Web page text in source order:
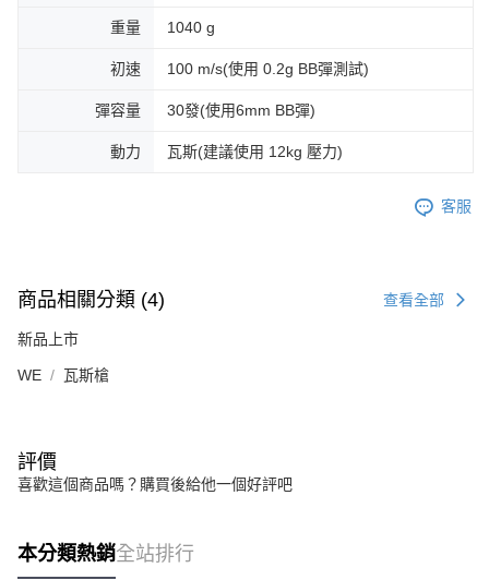
重量 1040 g
初速 100 m/s(使用 0.2g BB彈測試)
彈容量 30發(使用6mm BB彈)
動力 瓦斯(建議使用 12kg 壓力)
客服
商品相關分類 (4) 查看全部
新品上市
WE 瓦斯槍
評價
喜歡這個商品嗎？購買後給他一個好評吧
本分類熱銷全站排行